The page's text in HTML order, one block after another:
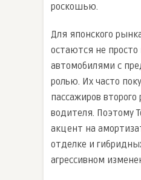
роскошью.
Для японского
остаются не
автомобилями с
ролью. Их часто
пассажиров
водителя. Поэтому
акцент на
отделке и
агрессивном